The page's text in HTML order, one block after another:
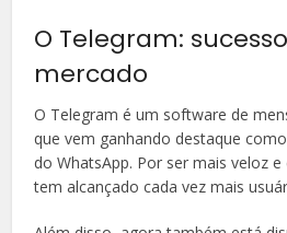
O Telegram:
mercado
O Telegram é um software de
que vem ganhando destaque
do WhatsApp. Por ser mais veloz
tem alcançado cada vez mais